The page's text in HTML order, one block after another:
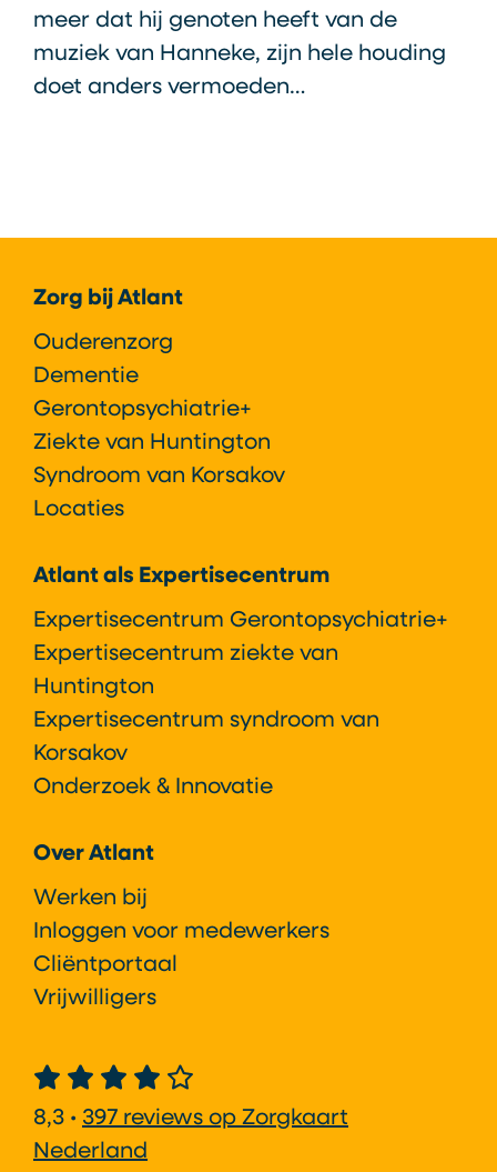
meer dat hij genoten heeft van de
muziek van Hanneke, zijn hele houding
doet anders vermoeden…
Zorg bij Atlant
Ouderenzorg
Dementie
Gerontopsychiatrie+
Ziekte van Huntington
Syndroom van Korsakov
Locaties
Atlant als Expertisecentrum
Expertisecentrum Gerontopsychiatrie+
Expertisecentrum ziekte van
Huntington
Expertisecentrum syndroom van
Korsakov
Onderzoek & Innovatie
Over Atlant
Werken bij
Inloggen voor medewerkers
Cliëntportaal
Vrijwilligers
8,3 • 397 reviews op Zorgkaart
Nederland